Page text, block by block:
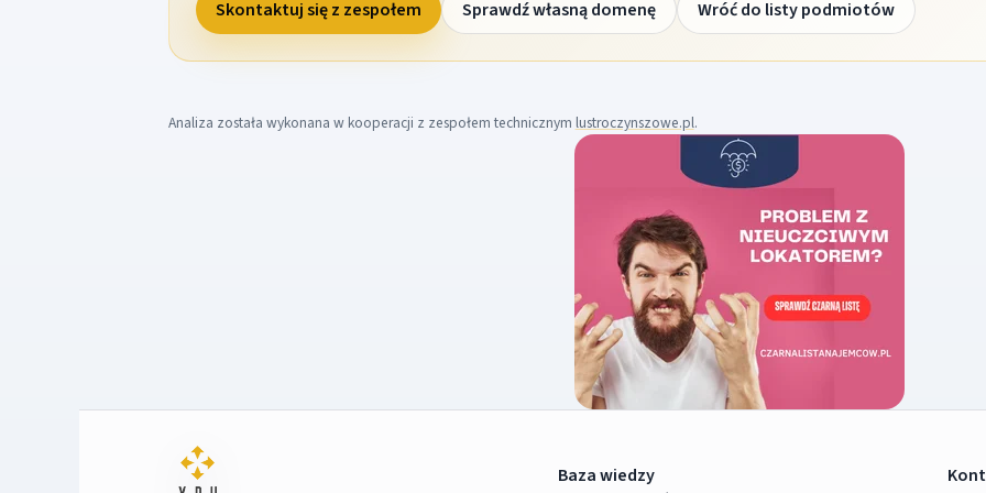
Skontaktuj się z zespołem Sprawdź własną domenę Wróć do listy podmiotów
Analiza została wykonana w kooperacji z zespołem technicznym lustroczynszowe.pl.
Baza wiedzy